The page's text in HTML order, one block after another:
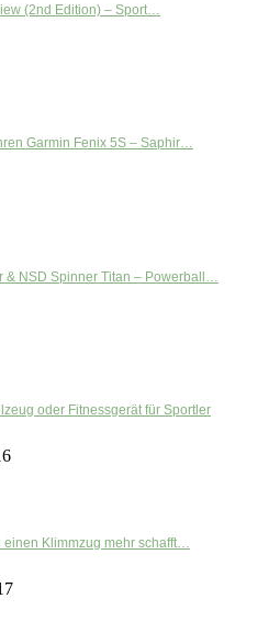
(2nd Edition) – Sport…
Garmin Fenix 5S – Saphir…
& NSD Spinner Titan – Powerball…
oder Fitnessgerät für Sportler
einen Klimmzug mehr schafft…